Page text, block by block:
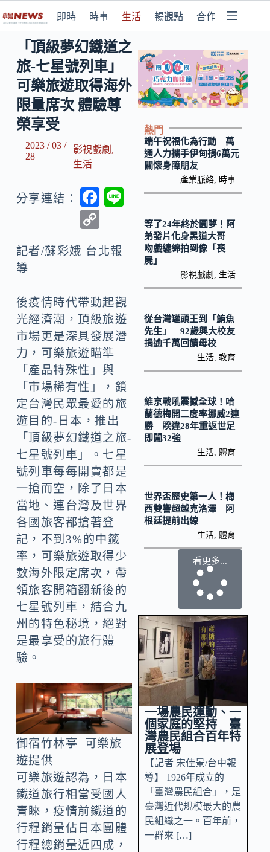
即時 時事 生活 暢觀點 合作媒體
「頂級夢幻鐵道之
旅-七星號列車」
可樂旅遊取得海外
限量席次 體驗尊
榮享受
2023 / 03 /
28
影視戲劇 ,
生活
分享連結：
F
b
o
k
p
Li
n
k
記者/蘇彩娥 台北報
導
後疫情時代帶動起觀
光經濟潮，頂級旅遊
市場更是深具發展潛
力，可樂旅遊瞄準
「產品特殊性」與
「市場稀有性」，鎖
定台灣民眾最愛的旅
遊目的-日本，推出
「頂級夢幻鐵道之旅-
七星號列車」。七星
號列車每每開賣都是
一搶而空，除了日本
當地、連台灣及世界
各國旅客都搶著登
記，不到3%的中籤
率，可樂旅遊取得少
數海外限定席次，帶
領旅客開箱翻新後的
七星號列車，結合九
州的特色秘境，絕對
是最享受的旅行體
驗。
御宿竹林亭_可樂旅
遊提供
可樂旅遊認為，日本
鐵道旅行相當受國人
青睞，疫情前鐵道的
行程銷量佔日本團體
行程總銷量近四成，
熱門
端午祝福化為行動 萬
通人力攜手伊甸捐6萬元
關懷身障朋友
產業脈絡 時事
等了24年終於圓夢！阿
弟發片化身黑道大哥
吻戲纏綿拍到像「喪
屍」
影視戲劇 生活
從台灣罐頭王到「鮪魚
先生」 92歲興大校友
捐逾千萬回饋母校
生活 ,教育
維京戰吼震撼全球！哈
蘭德梅開二度率挪威2連
勝 睽違28年重返世足
即闖32強
生活 ,體育
世界盃歷史第一人！梅
西雙響超越克洛澤 阿
根廷提前出線
生活 ,體育
看更多...
一場農民運動、一
個家庭的堅持 臺
灣農民組合百年特
展登場
【記者 宋佳景/台中報
導】 1926年成立的
「臺灣農民組合」，是
臺灣近代規模最大的農
民組織之一。百年前，
一群來 […]